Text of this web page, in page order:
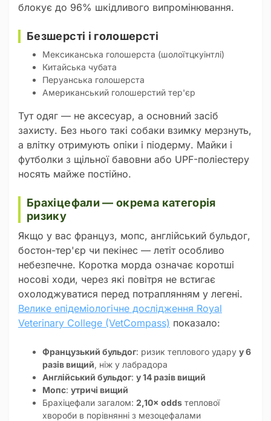
блокує до 96% шкідливого випромінювання.
Безшерсті і голошерсті
Мексиканська голошерста (шолоїтцкуінтлі)
Китайська чубата
Перуанська голошерста
Американський голошерстий тер'єр
Тут одяг — не аксесуар, а основний засіб
захисту. Без нього такі собаки взимку мерзнуть,
а влітку отримують опіки і піодерму. Майки і
футболки з щільної бавовни або UPF-поліестеру
носять майже постійно.
Брахіцефали — окрема категорія
ризику
Якщо у вас француз, мопс, англійський бульдог,
бостон-тер'єр чи пекінес — летіт особливо
небезпечне. Коротка морда означає коротші
носові ходи, через які повітря не встигає
охолоджуватися перед потраплянням у легені.
Велике епідеміологічне дослідження Royal
Veterinary College (VetCompass) показало:
Французький бульдог: ризик теплового удару у 6
разів вищий, ніж у лабрадора
Англійський бульдог: у 14 разів вищий
Мопс: утричі вищий
Брахіцефали загалом: 2,10× odds теплової
хвороби в порівнянні з мезоцефалами